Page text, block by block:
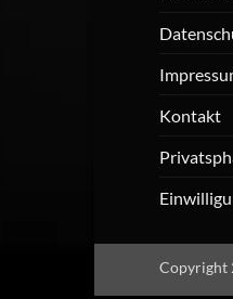
Kontakt
Copyright